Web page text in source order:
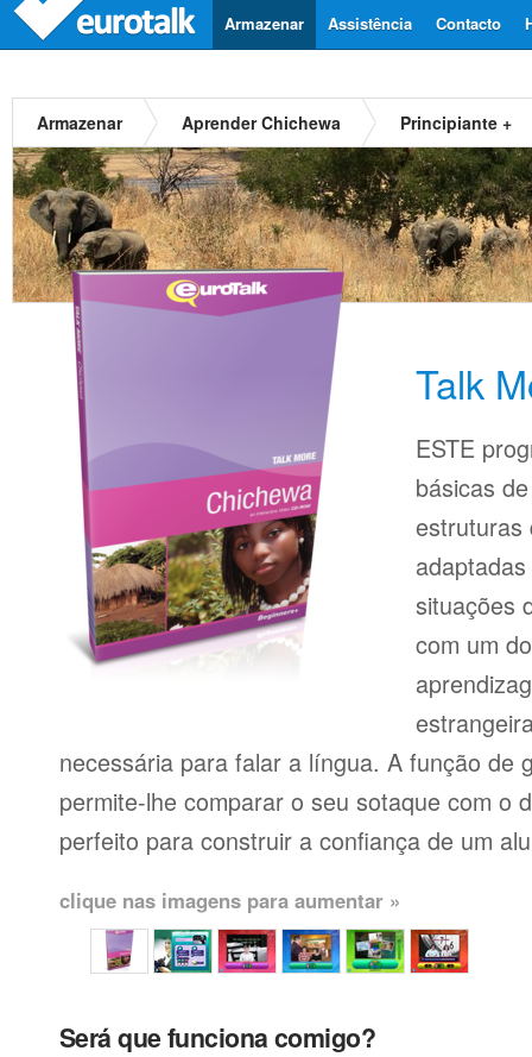
Contacto
Assistência
Armazenar
Armazenar Aprender Chichewa Principiante +
Talk
ESTE
básicas
estruturas
situações
com um
necessária para falar a língua. A função de
permite-lhe comparar o seu sotaque com o
perfeito para construir a confiança de um
clique nas imagens para aumentar »
Será que funciona comigo?